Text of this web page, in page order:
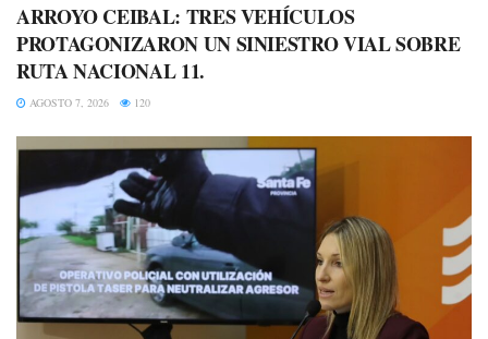
ARROYO CEIBAL: TRES VEHÍCULOS
PROTAGONIZARON UN SINIESTRO VIAL SOBRE
RUTA NACIONAL 11.
AGOSTO 7, 2026 120